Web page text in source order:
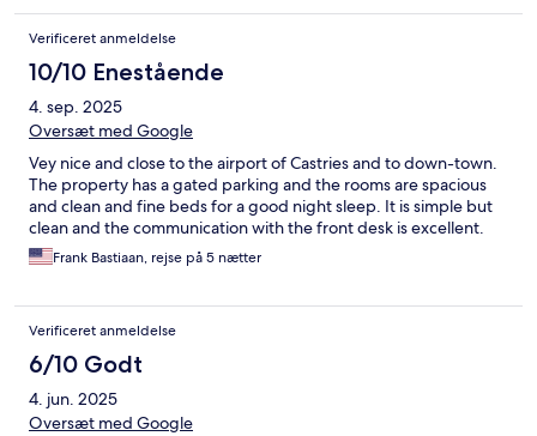
Verificeret anmeldelse
10/10 Enestående
4. sep. 2025
Oversæt med Google
Vey nice and close to the airport of Castries and to down-town.
The property has a gated parking and the rooms are spacious
and clean and fine beds for a good night sleep. It is simple but
clean and the communication with the front desk is excellent.
Frank Bastiaan, rejse på 5 nætter
Verificeret anmeldelse
6/10 Godt
4. jun. 2025
Oversæt med Google